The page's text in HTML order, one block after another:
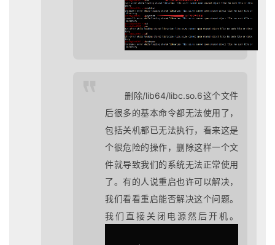
删除/lib64/libc.so.6这个文件
后很多的基本命令都无法使用了，
包括关机都已无法执行，看来这是
个很危险的操作，删除这样一个文
件就导致我们的系统无法正常使用
了。有的人说重启也许可以解决，
我们看看重启能否解决这个问题。
我们直接关闭电源然后开机。